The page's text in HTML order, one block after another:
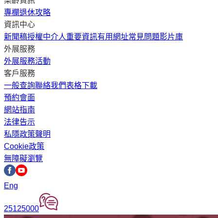
專欄退休攻略
資訊中心
新聞稿授權中介人重要資訊有用網址常見問題影片庫
外展服務
外展服務活動
客戶服務
一般查詢聯絡我們表格下載
預約會面
網站指南
法律告示
私隱政策聲明
Cookie政策
無障礙瀏覽
Eng
25125000